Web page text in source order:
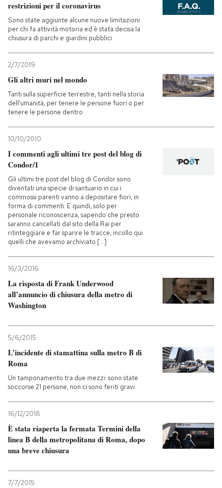
restrizioni per il coronavirus
Sono state aggiunte alcune nuove limitazioni
per chi fa attività motoria ed è stata decisa la
chiusura di parchi e giardini pubblici
2/7/2019
Gli altri muri nel mondo
Tanti sulla superficie terrestre, tanti nella storia
dell'umanità, per tenere le persone fuori o per
tenere le persone dentro
10/10/2010
I commenti agli ultimi tre post del blog di
Condor/1
Gli ultimi tre post del blog di Condor sono
diventati una specie di santuario in cui i
commossi parenti vanno a depositare fiori, in
forma di commenti. E quindi, solo per
personale riconoscenza, sapendo che presto
saranno cancellati dal sito della Rai per
ritinteggiare e far sparire le tracce, incollo qui
quelli che avevamo archiviato [...]
16/3/2016
La risposta di Frank Underwood
all’annuncio di chiusura della metro di
Washington
5/6/2015
L’incidente di stamattina sulla metro B di
Roma
Un tamponamento tra due mezzi: sono state
soccorse 21 persone, non ci sono feriti gravi
16/12/2018
È stata riaperta la fermata Termini della
linea B della metropolitana di Roma, dopo
una breve chiusura
7/7/2015